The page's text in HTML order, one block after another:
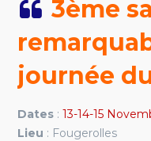
3ème
journée
Dates :13-14-15
Lieu : Fougerolles